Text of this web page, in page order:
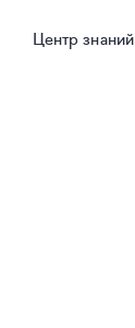
Центр знаний